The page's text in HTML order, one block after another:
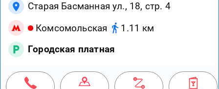
Старая Басманная ул., 18, стр. 4
Комсомольская
1.11 км
Городская платная